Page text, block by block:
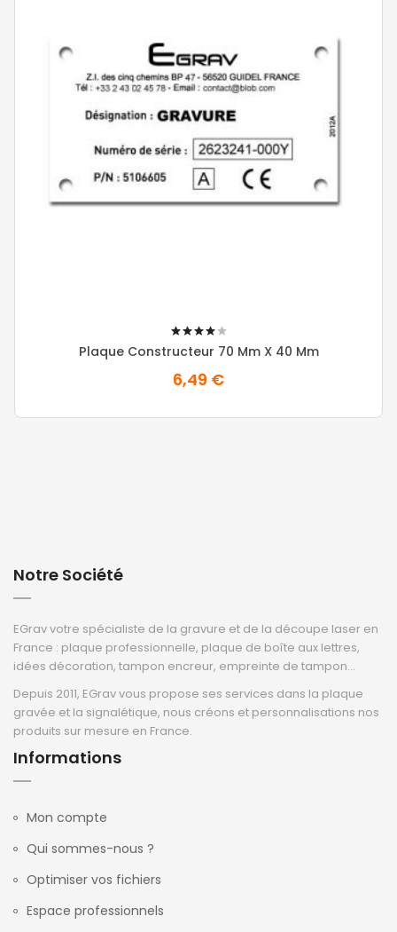
80%
Plaque Constructeur 70 Mm X 40 Mm
6,49 €
Notre Société
EGrav votre spécialiste de la gravure et de la découpe laser en
France : plaque professionnelle, plaque de boîte aux lettres,
idées décoration, tampon encreur, empreinte de tampon...
Depuis 2011, EGrav vous propose ses services dans la plaque
gravée et la signalétique, nous créons et personnalisations nos
produits sur mesure en France.
Informations
Mon compte
Qui sommes-nous ?
Optimiser vos fichiers
Espace professionnels